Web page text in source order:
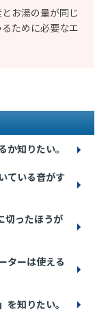
お湯の量が同じ
ために必要なエ
知りたい。
ている音がす
切ったほうが
ターは使える
知りたい。